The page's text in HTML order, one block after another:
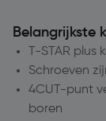
Belangrijkste
T-STAR
Schroeven
4CUT-punt
boren